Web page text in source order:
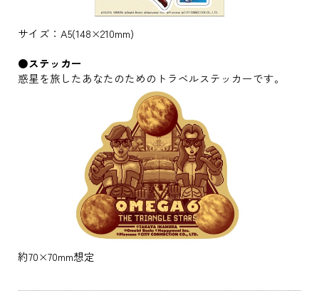
サイズ：A5(148×210mm)
●ステッカー
惑星を旅したあなたのためのトラベルステッカーです。
約70×70mm想定